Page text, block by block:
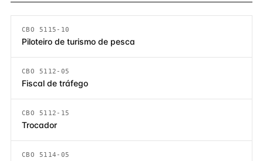
CBO 5115-10
Piloteiro de turismo de pesca
CBO 5112-05
Fiscal de tráfego
CBO 5112-15
Trocador
CBO 5114-05